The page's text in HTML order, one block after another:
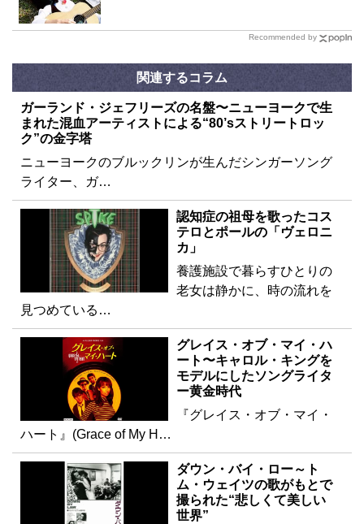
Recommended by
関連するコラム
ガーランド・ジェフリーズの名盤〜ニューヨークで生
まれた混血アーティストによる“80’sストリートロッ
ク”の金字塔
ニューヨークのブルックリンが生んだシンガーソング
ライター、ガ…
認知症の祖母を歌ったコス
テロとポールの「ヴェロニ
カ」
養護施設で暮らすひとりの
老女は静かに、時の流れを
見つめている…
グレイス・オブ・マイ・ハ
ート〜キャロル・キングを
モデルにしたソングライタ
ー黄金時代
『グレイス・オブ・マイ・
ハート』(Grace of My H…
ダウン・バイ・ロー～ト
ム・ウェイツの歌がもとで
撮られた“悲しくて美しい
世界”